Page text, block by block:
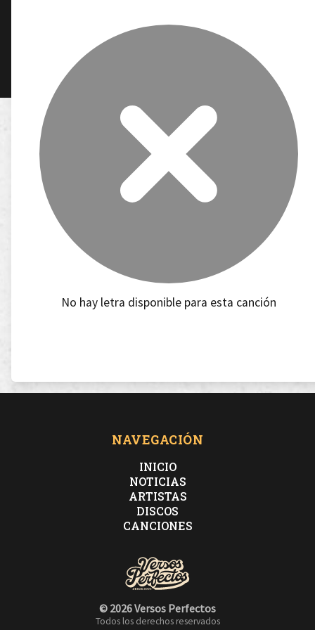
No hay letra disponible para esta canción
NAVEGACIÓN
INICIO
NOTICIAS
ARTISTAS
DISCOS
CANCIONES
© 2026 Versos Perfectos
Todos los derechos reservados